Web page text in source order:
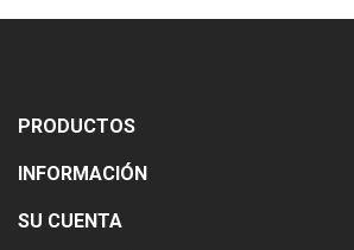
PRODUCTOS
INFORMACIÓN
SU CUENTA